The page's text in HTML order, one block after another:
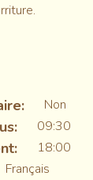
Non
09:30
18:00
Français